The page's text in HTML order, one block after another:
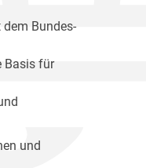
Bundes-
Basis für
und